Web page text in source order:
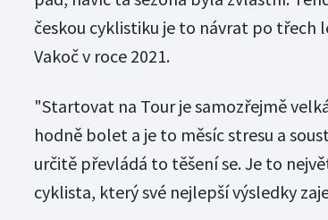
českou cyklistiku je to návrat po
Vakoč v roce 2021.
"Startovat na Tour je samozřejmě
hodně bolet a je to měsíc stresu a
určitě převládá to těšení se. Je to
cyklista, který své nejlepší výsledky